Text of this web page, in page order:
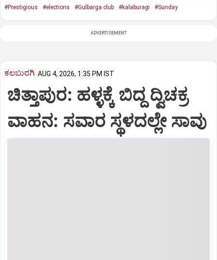
#Prestigious #elections #Gulbarga club #kalaburagi #Sunday
ADVERTISEMENT
ಕಲಬುರಗಿ AUG 4, 2026, 1:35 PM IST
ಚಿತ್ತಾಪುರ: ಹಳ್ಳಕ್ಕೆ ಬಿದ್ದ ದ್ವಿಚಕ್ರ
ವಾಹನ: ಸವಾರ ಸ್ಥಳದಲ್ಲೇ ಸಾವು